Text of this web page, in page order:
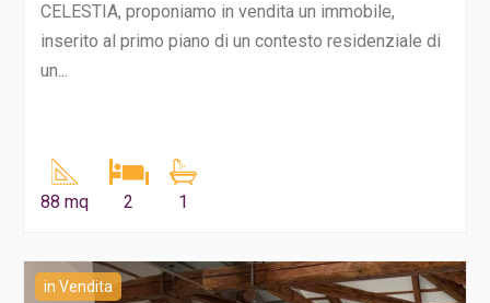
CELESTIA, proponiamo in vendita un immobile,
inserito al primo piano di un contesto residenziale di
un...
88 mq 2 1
in Vendita